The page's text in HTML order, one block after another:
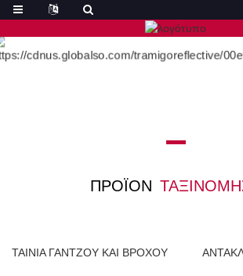
ΠΡΟΪΌΝ
ΤΑΙΝΙΑ ΓΑΝΤΖΟΥ ΚΑΙ ΒΡΟΧΟΥ